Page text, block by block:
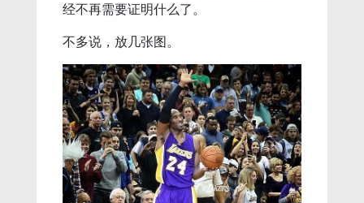
经不再需要证明什么了。
不多说，放几张图。